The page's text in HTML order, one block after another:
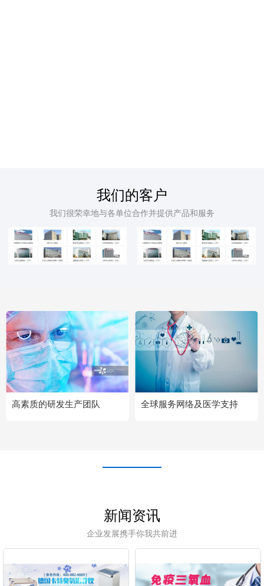
我们的客户
我们很荣幸地与各单位合作并提供产品和服务
高素质的研发生产团队 全球服务网络及医学支持
新闻资讯
企业发展携手你我共前进